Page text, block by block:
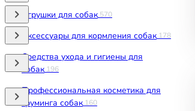
Игрушки для собак 570
Аксессуары для кормления собак 178
Средства ухода и гигиены для
собак 196
Профессиональная косметика для
груминга собак 160